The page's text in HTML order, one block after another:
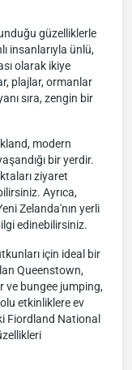
güzelliklerle
insanlarıyla ünlü,
olarak ikiye
plajlar, ormanlar
sıra, zengin bir
modern
bir yerdir.
ziyaret
Ayrıca,
Zelanda'nın yerli
edinebilirsiniz.
için ideal bir
Queenstown,
ve bungee jumping,
etkinliklere ev
Fiordland National